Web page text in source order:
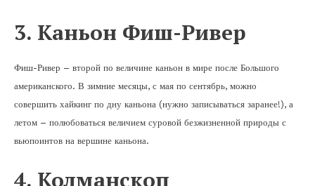
3. Каньон Фиш-Ривер
Фиш-Ривер – второй по величине каньон в мире после Большого
американского. В зимние месяцы, с мая по сентябрь, можно
совершить хайкинг по дну каньона (нужно записываться заранее!), а
летом – полюбоваться величием суровой безжизненной природы с
вьюпоинтов на вершине каньона.
4. Колманскоп